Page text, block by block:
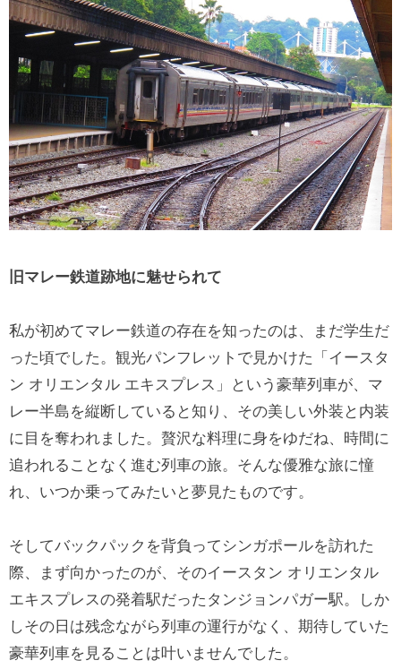
旧マレー鉄道跡地に魅せられて
私が初めてマレー鉄道の存在を知ったのは、まだ学生だ
った頃でした。観光パンフレットで見かけた「イースタ
ン オリエンタル エキスプレス」という豪華列車が、マ
レー半島を縦断していると知り、その美しい外装と内装
に目を奪われました。贅沢な料理に身をゆだね、時間に
追われることなく進む列車の旅。そんな優雅な旅に憧
れ、いつか乗ってみたいと夢見たものです。
そしてバックパックを背負ってシンガポールを訪れた
際、まず向かったのが、そのイースタン オリエンタル
エキスプレスの発着駅だったタンジョンパガー駅。しか
しその日は残念ながら列車の運行がなく、期待していた
豪華列車を見ることは叶いませんでした。